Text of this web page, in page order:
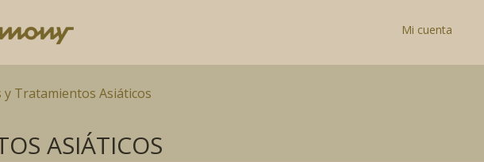
Mi cuenta
y Tratamientos Asiáticos
ASIÁTICOS